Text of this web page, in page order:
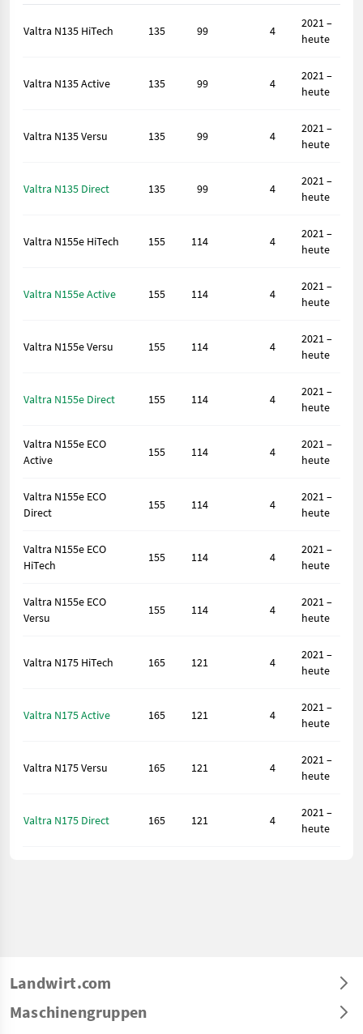
Valtra N135 HiTech 135 99 4
2021 –
heute
Valtra N135 Active 135 99 4
2021 –
heute
Valtra N135 Versu 135 99 4
2021 –
heute
Valtra N135 Direct 135 99 4
2021 –
heute
Valtra N155e HiTech 155 114 4
2021 –
heute
Valtra N155e Active 155 114 4
2021 –
heute
Valtra N155e Versu 155 114 4
2021 –
heute
Valtra N155e Direct 155 114 4
2021 –
heute
Valtra N155e ECO
Active
155 114 4
2021 –
heute
Valtra N155e ECO
Direct
155 114 4
2021 –
heute
Valtra N155e ECO
HiTech
155 114 4
2021 –
heute
Valtra N155e ECO
Versu
155 114 4
2021 –
heute
Valtra N175 HiTech 165 121 4
2021 –
heute
Valtra N175 Active 165 121 4
2021 –
heute
Valtra N175 Versu 165 121 4
2021 –
heute
Valtra N175 Direct 165 121 4
2021 –
heute
Landwirt.com
Maschinengruppen